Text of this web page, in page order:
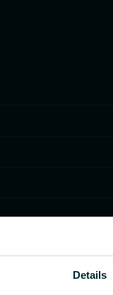
Details